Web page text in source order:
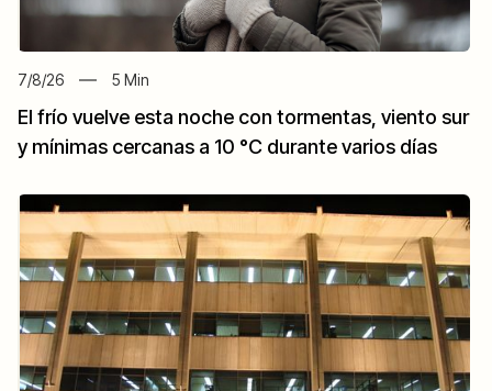
7/8/26 5 Min
El frío vuelve esta noche con tormentas, viento sur
y mínimas cercanas a 10 °C durante varios días